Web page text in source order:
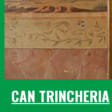
CAN TRINCHERIA